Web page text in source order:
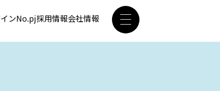
ンNo.pj採用情報会社情報